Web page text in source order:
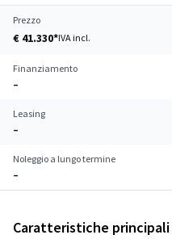
Prezzo
€ 41.330*IVA incl.
Finanziamento
–
Leasing
–
Noleggio a lungo termine
–
Caratteristiche principali